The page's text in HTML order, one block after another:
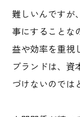
難しいんですが
事にすることな
益や効率を重視
ブランドは、資
づけないのでは